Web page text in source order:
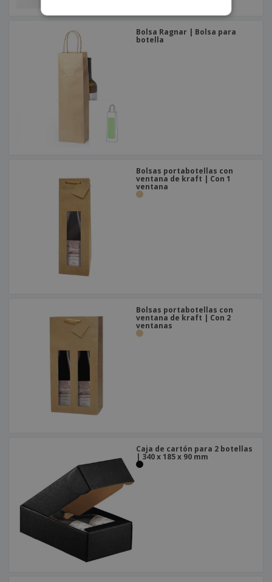
Bolsa Ragnar | Bolsa para
botella
Bolsas portabotellas con
ventana de kraft | Con 1
ventana
Bolsas portabotellas con
ventana de kraft | Con 2
ventanas
Caja de cartón para 2 botellas
| 340 x 185 x 90 mm